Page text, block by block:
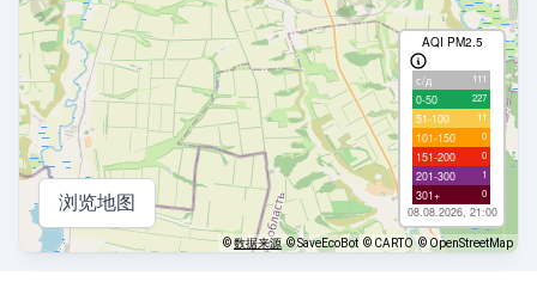
AQI PM2.5
с/д 111
0-50 227
51-100 11
101-150 0
151-200 0
201-300 1
301+ 0
08.08.2026, 21:00
浏览地图
©数据来源 © SaveEcoBot © CARTO © OpenStreetMap